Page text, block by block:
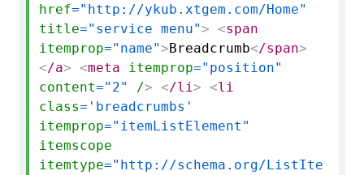
href="http://ykub.xtgem.com/Home"
title="service menu"> <span
itemprop="name">Breadcrumb</span>
</a> <meta itemprop="position"
content="2" /> </li> <li
class='breadcrumbs'
itemprop="itemListElement"
itemscope
itemtype="http://schema.org/ListIte